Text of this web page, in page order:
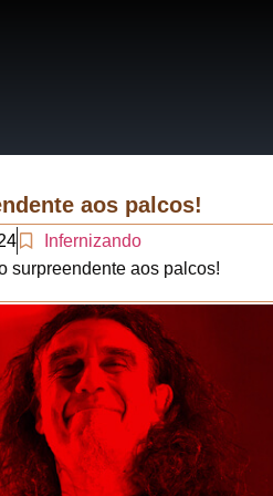
aos palcos!
Infernizando
surpreendente aos palcos!